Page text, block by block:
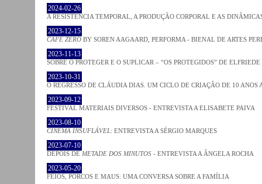
2024-02-26
A RESISTÊNCIA TEMPORAL, A PRODUÇÃO CORPORAL E AS
2023-12-15
CAFE ZERO BY SOREN AAGAARD, PERFORMA - BIENAL DE ARTES
2023-11-13
SOBRE O PROTEGER E O SUPLICAR – “OS PROTEGIDOS” DE
2023-10-31
O REGRESSO DE CLÁUDIA DIAS. UM CICLO DE CRIAÇÃO DE 10
2023-09-12
FESTIVAL MATERIAIS DIVERSOS - ENTREVISTA A ELISABETE PAIVA
2023-08-10
CINEMA INSUFLÁVEL: ENTREVISTA A SÉRGIO MARQUES
2023-07-10
DEPOIS DE METADE DOS MINUTOS - ENTREVISTA A ÂNGELA ROCHA
2023-05-20
FEIOS, PORCOS E MAUS: UMA CONVERSA SOBRE A FAMÍLIA